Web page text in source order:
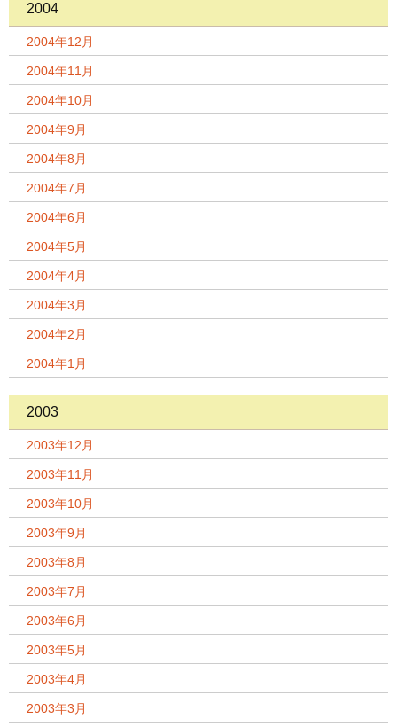
2004
2004年12月
2004年11月
2004年10月
2004年9月
2004年8月
2004年7月
2004年6月
2004年5月
2004年4月
2004年3月
2004年2月
2004年1月
2003
2003年12月
2003年11月
2003年10月
2003年9月
2003年8月
2003年7月
2003年6月
2003年5月
2003年4月
2003年3月